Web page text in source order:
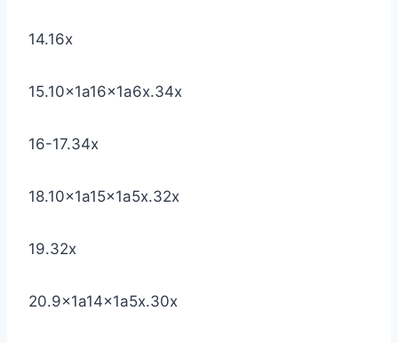
14.16x
15.10x1a16x1a6x.34x
16-17.34x
18.10x1a15x1a5x.32x
19.32x
20.9x1a14x1a5x.30x